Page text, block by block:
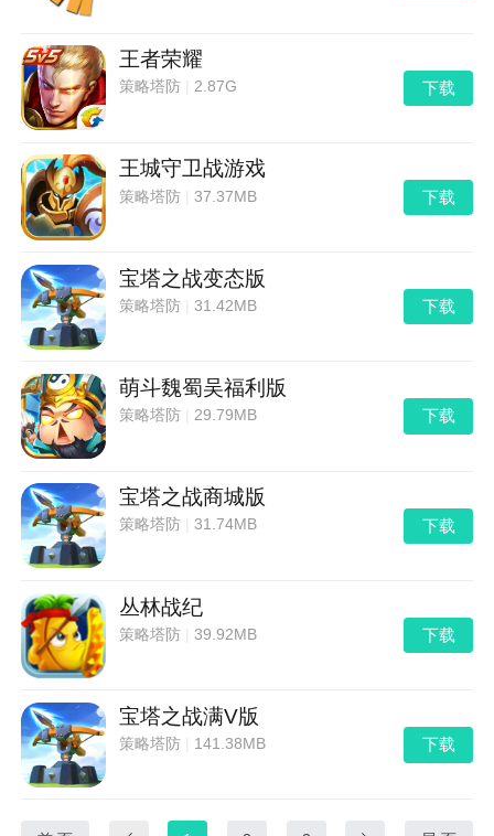
王者荣耀
策略塔防 |2.87G 下载
王城守卫战游戏
策略塔防 |37.37MB 下载
宝塔之战变态版
策略塔防 |31.42MB 下载
萌斗魏蜀吴福利版
策略塔防 |29.79MB 下载
宝塔之战商城版
策略塔防 |31.74MB 下载
丛林战纪
策略塔防 |39.92MB 下载
宝塔之战满V版
策略塔防 141.38MB 下载